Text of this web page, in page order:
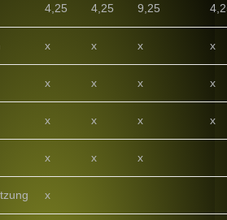
4,25 4,25 9,25
x x x x
x x x x
x x x x
x x x
x